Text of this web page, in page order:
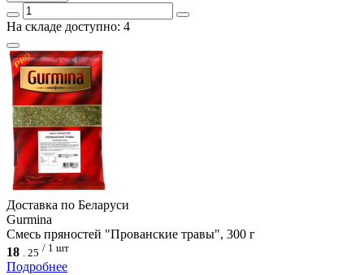
На складе доступно: 4
Доcтавка по Беларуси
Gurmina
Смесь пряностей "Прованские травы", 300 г
18 . 25 / 1 шт
Подробнее